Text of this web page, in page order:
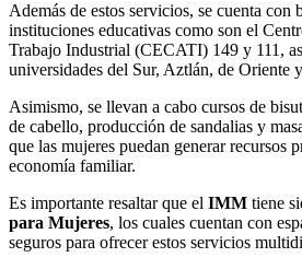
Además de estos servicios, se cuenta con
instituciones educativas como son el
Trabajo Industrial (CECATI) 149 y 111,
universidades del Sur, Aztlán, de Oriente
Asimismo, se llevan a cabo cursos de
de cabello, producción de sandalias y
que las mujeres puedan generar recursos
economía familiar.
Es importante resaltar que el IMM tiene
para Mujeres, los cuales cuentan con
seguros para ofrecer estos servicios